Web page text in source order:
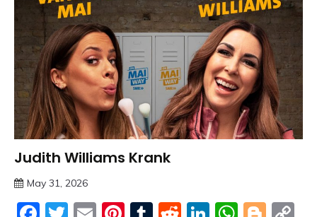
Trends
Judith Williams Krank
May 31, 2026